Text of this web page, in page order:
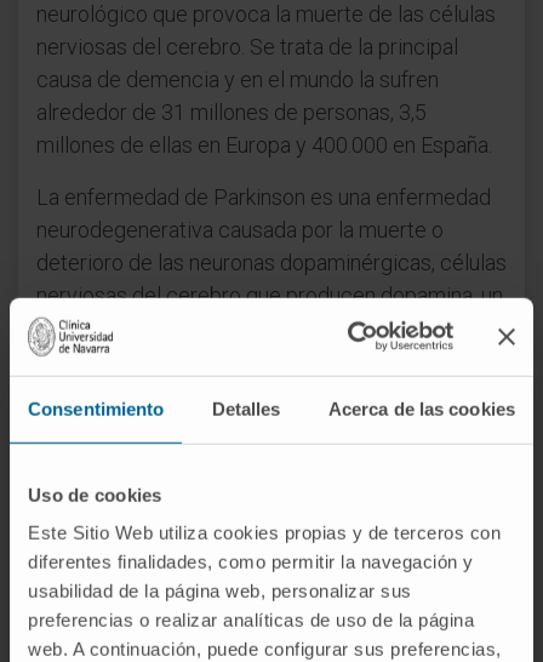
Consentimiento Detalles Acerca de las cookies
Uso de cookies
Este Sitio Web utiliza cookies propias y de terceros con
diferentes finalidades, como permitir la navegación y
usabilidad de la página web, personalizar sus
preferencias o realizar analíticas de uso de la página
web. A continuación, puede configurar sus preferencias,
neurológico que provoca la muerte de las células
nerviosas del cerebro. Se trata de la principal
causa de demencia y en el mundo la sufren
alrededor de 31 millones de personas, 3,5
millones de ellas en Europa y 400.000 en España.
La enfermedad de Parkinson es una enfermedad
neurodegenerativa causada por la muerte o
deterioro de las neuronas dopaminérgicas, células
nerviosas del cerebro que producen dopamina, un
neurotransmisor implicado en importantes
funciones biológicas como el movimiento, el
de los pacientes es menor de 50 años.
En el Programa de Neurociencias del CIMA se
investigan las bases celulares y moleculares del
deterioro cognitivo provocado por estas
enfermedades. Su objetivo es identificar nuevas